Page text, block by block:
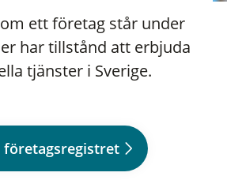
ett företag står under
har tillstånd att erbjuda
tjänster i Sverige.
företagsregistret